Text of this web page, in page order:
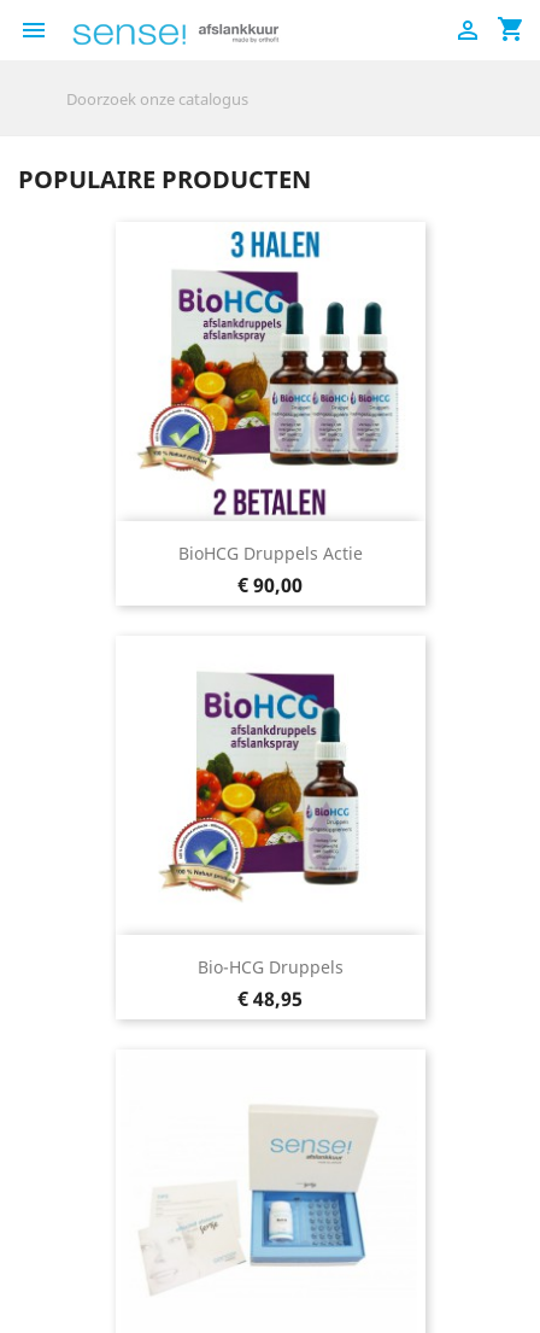
 shopping_cart

POPULAIRE PRODUCTEN
BioHCG Druppels Actie
Prijs
€ 90,00
Bio-HCG Druppels
Prijs
€ 48,95